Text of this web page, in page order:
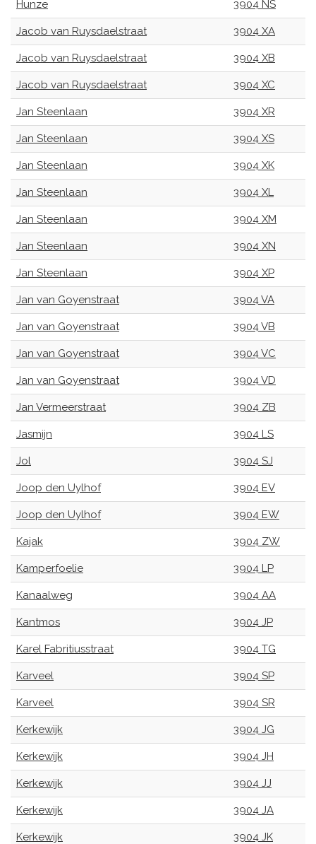
Hunze 3904 NS
Jacob van Ruysdaelstraat 3904 XA
Jacob van Ruysdaelstraat 3904 XB
Jacob van Ruysdaelstraat 3904 XC
Jan Steenlaan 3904 XR
Jan Steenlaan 3904 XS
Jan Steenlaan 3904 XK
Jan Steenlaan 3904 XL
Jan Steenlaan 3904 XM
Jan Steenlaan 3904 XN
Jan Steenlaan 3904 XP
Jan van Goyenstraat 3904 VA
Jan van Goyenstraat 3904 VB
Jan van Goyenstraat 3904 VC
Jan van Goyenstraat 3904 VD
Jan Vermeerstraat 3904 ZB
Jasmijn 3904 LS
Jol 3904 SJ
Joop den Uylhof 3904 EV
Joop den Uylhof 3904 EW
Kajak 3904 ZW
Kamperfoelie 3904 LP
Kanaalweg 3904 AA
Kantmos 3904 JP
Karel Fabritiusstraat 3904 TG
Karveel 3904 SP
Karveel 3904 SR
Kerkewijk 3904 JG
Kerkewijk 3904 JH
Kerkewijk 3904 JJ
Kerkewijk 3904 JA
Kerkewijk 3904 JK